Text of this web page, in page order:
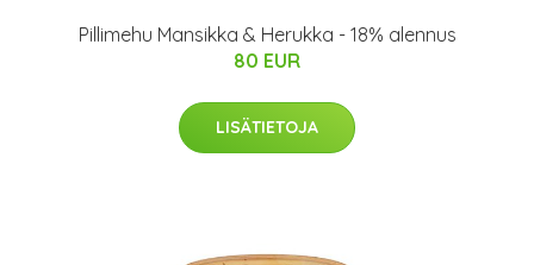
Pillimehu Mansikka & Herukka - 18% alennus
80 EUR
LISÄTIETOJA